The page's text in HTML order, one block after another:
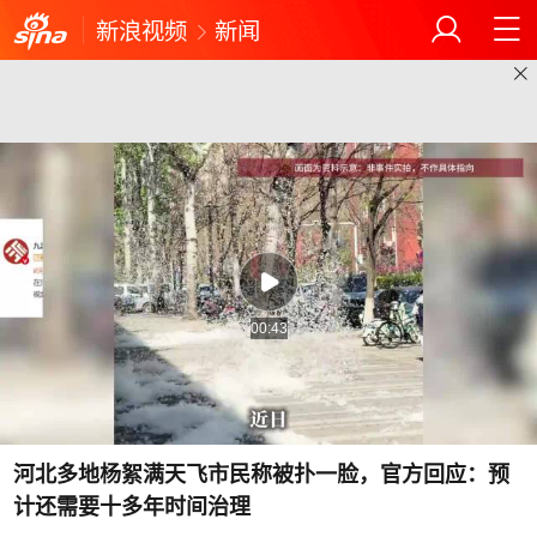
新浪视频 新闻
00:43
河北多地杨絮满天飞市民称被扑一脸，官方回应：预
计还需要十多年时间治理